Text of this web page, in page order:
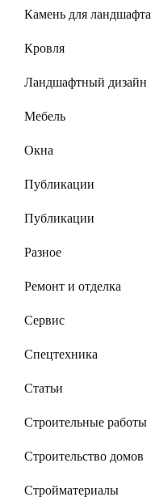
Камень для ландшафта
Кровля
Ландшафтный дизайн
Мебель
Окна
Публикации
Публикации
Разное
Ремонт и отделка
Сервис
Спецтехника
Статьи
Строительные работы
Строительство домов
Стройматериалы